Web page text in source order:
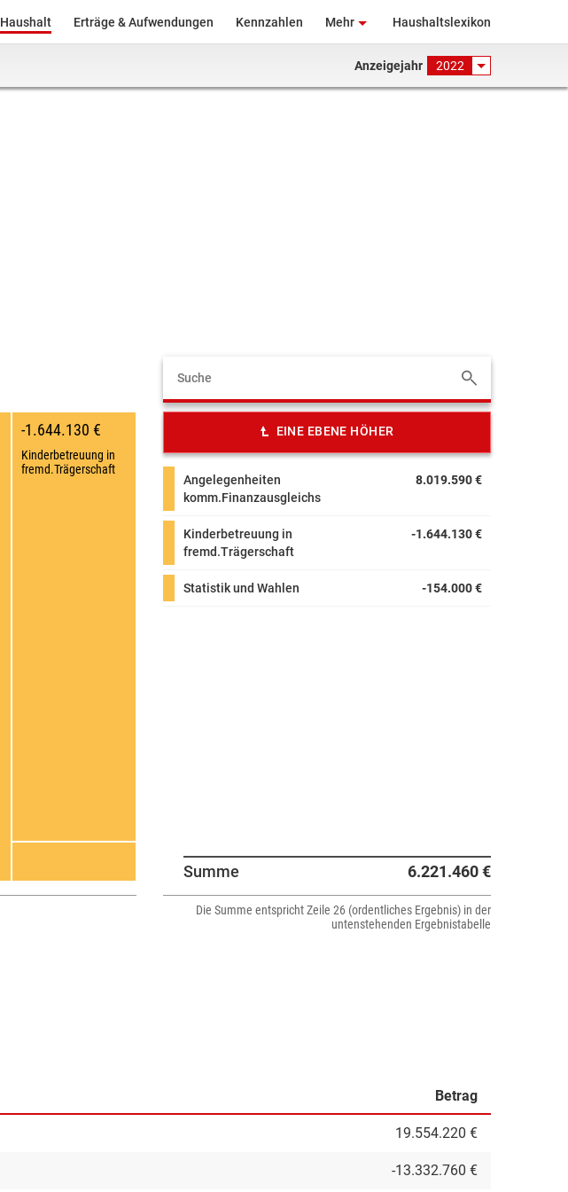
Haushalt Erträge & Aufwendungen Kennzahlen Mehr Haushaltslexikon
Anzeigejahr 2022
-1.644.130 €
Kinderbetreuung in
fremd.Trägerschaft
EINE EBENE HÖHER
Angelegenheiten
komm.Finanzausgleichs
8.019.590 €
Kinderbetreuung in
fremd.Trägerschaft
-1.644.130 €
Statistik und Wahlen -154.000 €
Summe 6.221.460 €
Die Summe entspricht Zeile 26 (ordentliches Ergebnis) in der
untenstehenden Ergebnistabelle
Betrag
19.554.220 €
-13.332.760 €